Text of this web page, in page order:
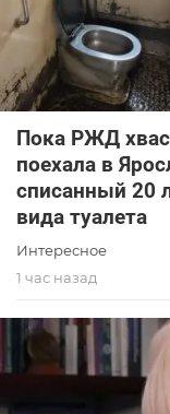
Пока РЖД
поехала в
списанный 20
вида туалета
Интересное
1 час назад